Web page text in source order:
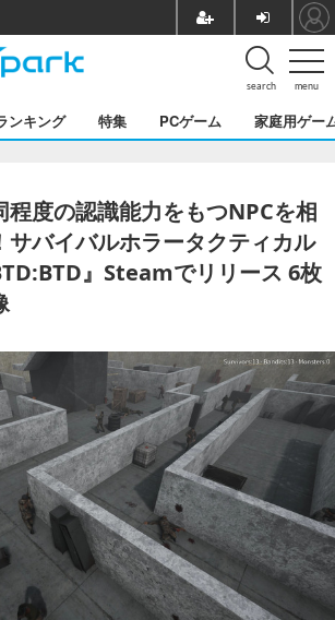
menu
search
ンキング 特集 PCゲーム 家庭用ゲー
程度の認識能力をもつNPCを相
サバイバルホラータクティカル
』Steamでリリース 6枚